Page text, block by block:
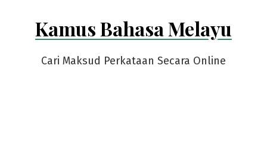
Kamus Bahasa Melayu
Cari Maksud Perkataan Secara Online